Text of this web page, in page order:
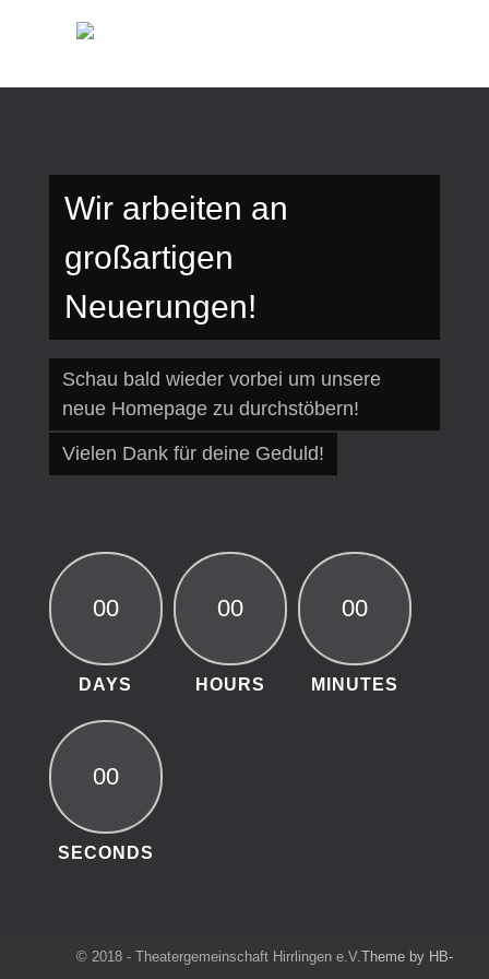
Wir arbeiten an
großartigen
Neuerungen!
Schau bald wieder vorbei um unsere
neue Homepage zu durchstöbern!
Vielen Dank für deine Geduld!
00
DAYS
00
HOURS
00
MINUTES
00
SECONDS
© 2018 - Theatergemeinschaft Hirrlingen e.V.Theme by HB-